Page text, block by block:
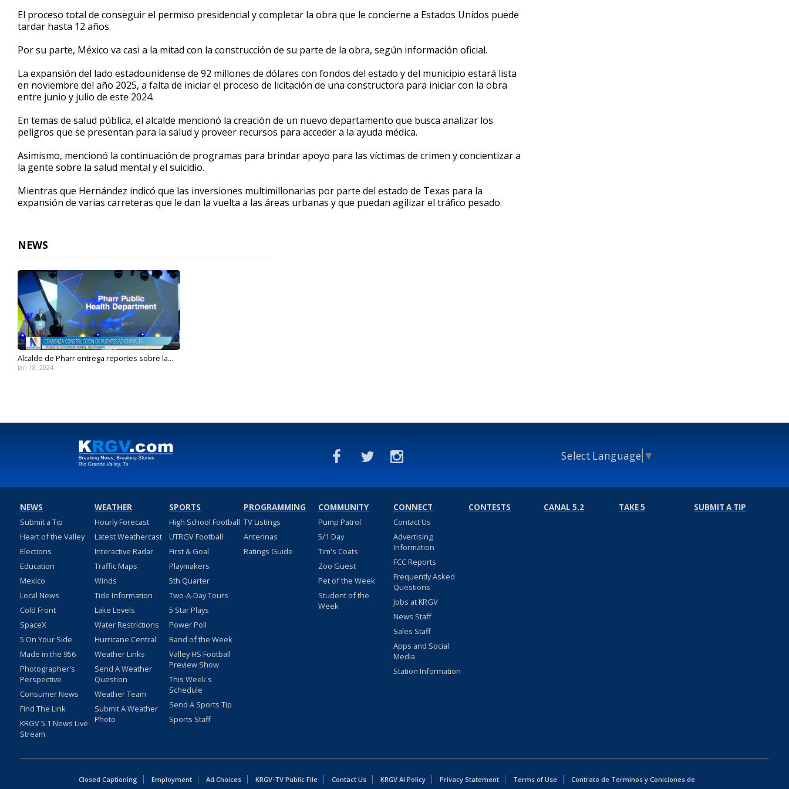
El proceso total de conseguir el permiso presidencial y completar la obra que le concierne a Estados Unidos puede
tardar hasta 12 años.
Por su parte, México va casi a la mitad con la construcción de su parte de la obra, según información oficial.
La expansión del lado estadounidense de 92 millones de dólares con fondos del estado y del municipio estará lista
en noviembre del año 2025, a falta de iniciar el proceso de licitación de una constructora para iniciar con la obra
entre junio y julio de este 2024.
En temas de salud pública, el alcalde mencionó la creación de un nuevo departamento que busca analizar los
peligros que se presentan para la salud y proveer recursos para acceder a la ayuda médica.
Asimismo, mencionó la continuación de programas para brindar apoyo para las víctimas de crimen y concientizar a
la gente sobre la salud mental y el suicidio.
Mientras que Hernández indicó que las inversiones multimillonarias por parte del estado de Texas para la
expansión de varias carreteras que le dan la vuelta a las áreas urbanas y que puedan agilizar el tráfico pesado.
NEWS
Alcalde de Pharr entrega reportes sobre la...
Jan 18, 2024
Select Language ▼
NEWS
Submit a Tip
Heart of the Valley
Elections
Education
Mexico
Local News
Cold Front
SpaceX
5 On Your Side
Made in the 956
Photographer's
Perspective
Consumer News
Find The Link
KRGV 5.1 News Live
Stream
WEATHER
Hourly Forecast
Latest Weathercast
Interactive Radar
Traffic Maps
Winds
Tide Information
Lake Levels
Water Restrictions
Hurricane Central
Weather Links
Send A Weather
Question
Weather Team
Submit A Weather
Photo
SPORTS
High School Football
UTRGV Football
First & Goal
Playmakers
5th Quarter
Two-A-Day Tours
5 Star Plays
Power Poll
Band of the Week
Valley HS Football
Preview Show
This Week's
Schedule
Send A Sports Tip
Sports Staff
PROGRAMMING
TV Listings
Antennas
Ratings Guide
COMMUNITY
Pump Patrol
5/1 Day
Tim's Coats
Zoo Guest
Pet of the Week
Student of the
Week
CONNECT
Contact Us
Advertising
Information
FCC Reports
Frequently Asked
Questions
Jobs at KRGV
News Staff
Sales Staff
Apps and Social
Media
Station Information
CONTESTS CANAL 5.2 TAKE 5 SUBMIT A TIP
Closed Captioning Employment Ad Choices KRGV-TV Public File Contact Us KRGV AI Policy Privacy Statement Terms of Use
Contrato de Terminos y Coniciones de